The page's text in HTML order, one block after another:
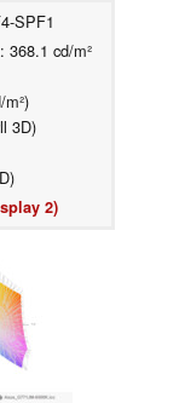
SPF1
368.1 cd/m²
3D)
2)